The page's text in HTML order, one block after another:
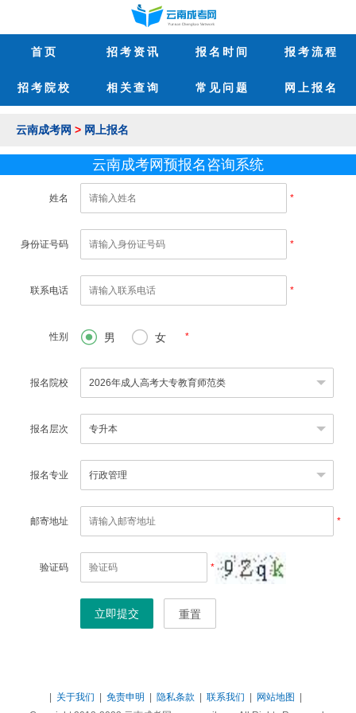
首页 招考资讯 报名时间 报考流程
招考院校 相关查询 常见问题 网上报名
云南成考网 > 网上报名
云南成考网预报名咨询系统
姓名 *
身份证号码 *
联系电话 *
性别  男  女 *
报名院校
报名层次
报名专业
邮寄地址 *
验证码 *
立即提交 重置
关于我们 免责申明 隐私条款 联系我们 网站地图